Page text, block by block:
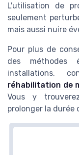
L'utilisation de
seulement
mais aussi nuire
Pour plus de
des méthodes
installations,
réhabilitation de
Vous y
prolonger la durée